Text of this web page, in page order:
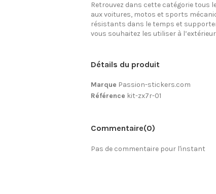
Retrouvez dans cette catégorie tous
aux voitures, motos et sports
résistants dans le temps et
vous souhaitez les utiliser à
Détails du produit
Marque Passion-stickers.com
Référence kit-zx7r-01
Commentaire(0)
Pas de commentaire pour l'instant